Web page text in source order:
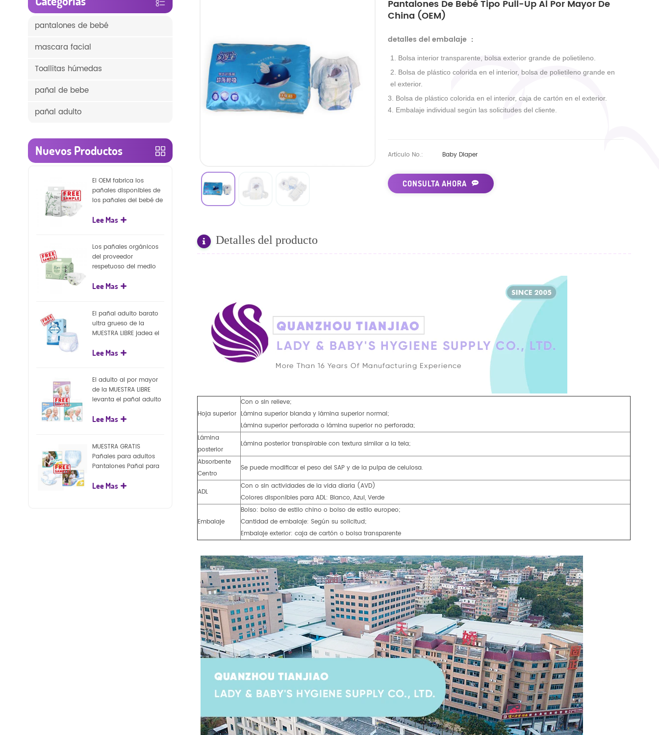
Pantalones De Bebé Tipo Pull-Up Al Por Mayor De
China (OEM)
detalles del embalaje ：
1. Bolsa interior transparente, bolsa exterior grande de polietileno.
2. Bolsa de plástico colorida en el interior, bolsa de polietileno grande en
el exterior.
3. Bolsa de plástico colorida en el interior, caja de cartón en el exterior.
4. Embalaje individual según las solicitudes del cliente.
Artículo No.: Baby Diaper
CONSULTA AHORA
Detalles del producto
Hoja superior
Con o sin relieve;
Lámina superior blanda y lámina superior normal;
Lámina superior perforada o lámina superior no perforada;
Lámina
posterior
Lámina posterior transpirable con textura similar a la tela;
Absorbente
Centro
Se puede modificar el peso del SAP y de la pulpa de celulosa.
ADL
Con o sin actividades de la vida diaria (AVD)
Colores disponibles para ADL: Blanco, Azul, Verde
Embalaje
Bolso: bolso de estilo chino o bolso de estilo europeo;
Cantidad de embalaje: Según su solicitud;
Embalaje exterior: caja de cartón o bolsa transparente
pantalones de bebé
mascara facial
Toallitas húmedas
pañal de bebe
pañal adulto
Nuevos Productos
El OEM fabrica los
pañales disponibles de
los pañales del bebé de
capa superficial
Lee Mas
Los pañales orgánicos
del proveedor
respetuoso del medio
llegada venden al por
de la naturaleza
Lee Mas
El pañal adulto barato
ultra grueso de la
MUESTRA LIBRE jadea el
para el adulto
Lee Mas
El adulto al por mayor
de la MUESTRA LIBRE
levanta el pañal adulto
pantalones del pañal
Lee Mas
MUESTRA GRATIS
Pañales para adultos
Pantalones Pañal para
para adultos
Lee Mas